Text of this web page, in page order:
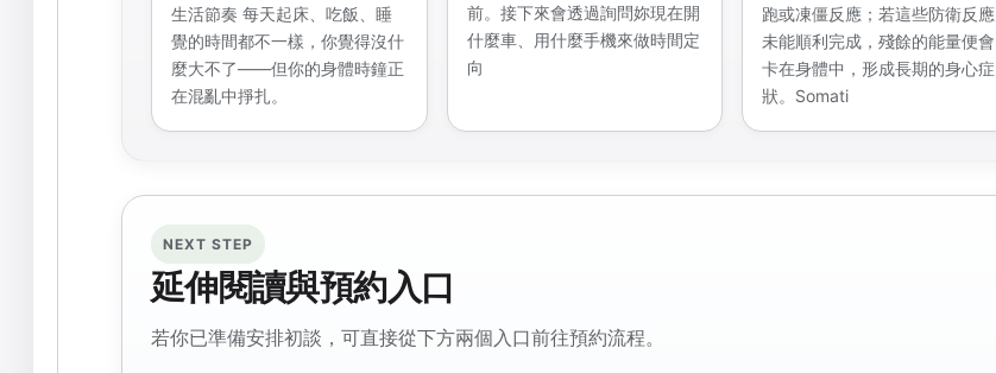
生活節奏 每天起床、吃飯、睡
覺的時間都不一樣，你覺得沒什
麼大不了——但你的身體時鐘正
在混亂中掙扎。
前。接下來會透過詢問妳現在開
什麼車、用什麼手機來做時間定
向
跑或凍僵反應；若這些防衛反應
未能順利完成，殘餘的能量便會
卡在身體中，形成長期的身心症
狀。Somati
NEXT STEP
延伸閱讀與預約入口
若你已準備安排初談，可直接從下方兩個入口前往預約流程。